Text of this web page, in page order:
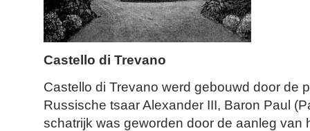
Castello di Trevano
Castello di Trevano werd gebouwd door de
Russische tsaar Alexander III, Baron Paul
schatrijk was geworden door de aanleg van